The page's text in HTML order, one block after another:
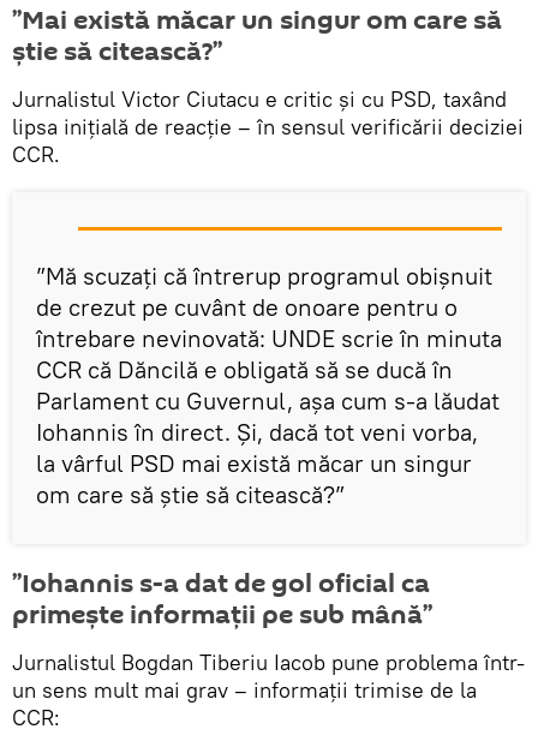
”Mai există măcar un singur om care să
știe să citească?”
Jurnalistul Victor Ciutacu e critic și cu PSD, taxând
lipsa inițială de reacție – în sensul verificării deciziei
CCR.
”Mă scuzați că întrerup programul obișnuit
de crezut pe cuvânt de onoare pentru o
întrebare nevinovată: UNDE scrie în minuta
CCR că Dăncilă e obligată să se ducă în
Parlament cu Guvernul, așa cum s-a lăudat
Iohannis în direct. Și, dacă tot veni vorba,
la vârful PSD mai există măcar un singur
om care să știe să citească?”
”Iohannis s-a dat de gol oficial ca
primește informații pe sub mână”
Jurnalistul Bogdan Tiberiu Iacob pune problema într-
un sens mult mai grav – informații trimise de la
CCR: